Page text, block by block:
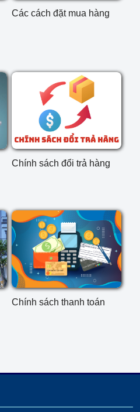
Các cách đặt mua hàng
Chính sách đổi trả hàng
Chính sách thanh toán